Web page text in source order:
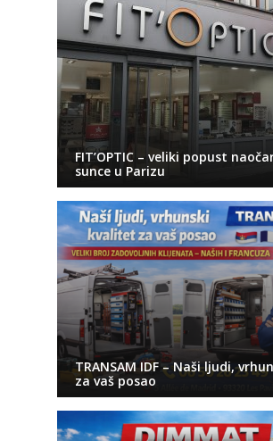
FIT’OPTIC – veliki popust
sunce u Parizu
TRANSAM IDF – Naši ljudi,
za vaš posao